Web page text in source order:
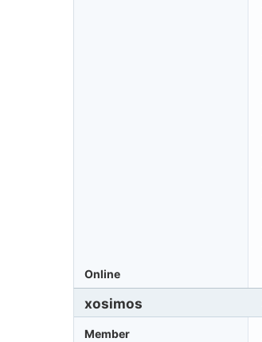
Online
xosimos
Member